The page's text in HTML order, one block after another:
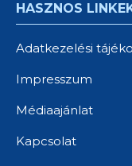
HASZNOS
Adatkezelési
Impresszum
Médiaajánlat
Kapcsolat